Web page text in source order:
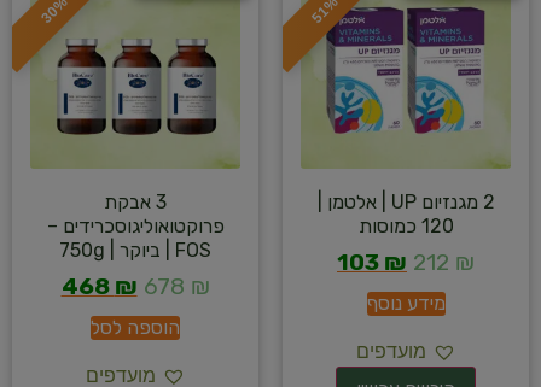
ס
כ
ו
כ
-
5
1
2 מגנזיום UP | אלטמן |
120 כמוסות
212 ₪
103 ₪
מידע נוסף
מועדפים
ס
כ
ו
כ
-
3
0
3 אבקת
פרוקטואוליגוסכרידים –
FOS | ביוקר | 750g
678 ₪
468 ₪
הוספה לסל
מועדפים